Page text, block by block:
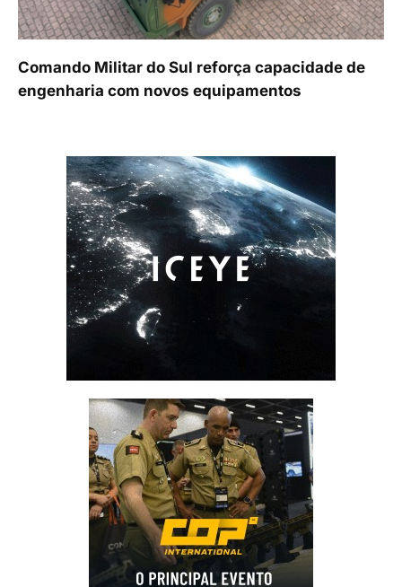
Comando Militar do Sul reforça capacidade de
engenharia com novos equipamentos